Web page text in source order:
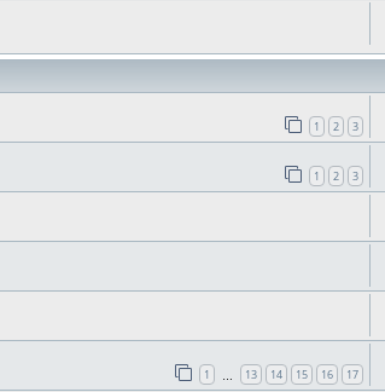
1 2 3
1 2 3
1 13 14 15 16 17